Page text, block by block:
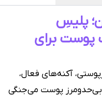
پلیسِ
پوست برای
آکنه‌های فعال،
پوست می‌جنگی